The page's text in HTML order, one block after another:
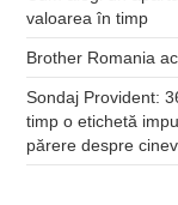
valoarea în timp
Brother Romania
Sondaj Provident:
timp o etichetă
părere despre